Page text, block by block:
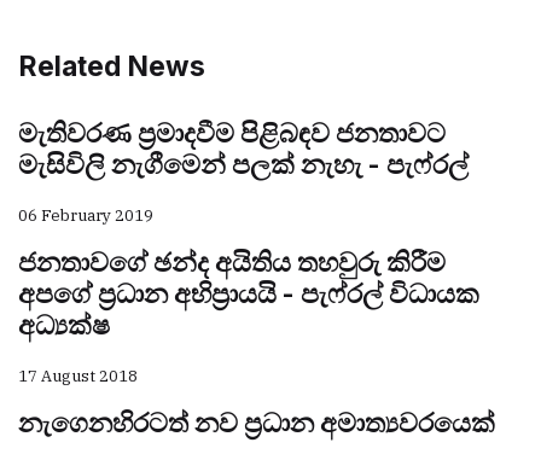
Related News
මැතිවරණ ප්‍රමාදවීම පිළිබඳව ජනතාවට
මැසිවිලි නැගීමෙන් පලක් නැහැ - පැෆ්රල්
06 February 2019
ජනතාවගේ ඡන්ද අයිතිය තහවුරු කිරීම
අපගේ ප්‍රධාන අභිප්‍රායයි - පැෆ්රල් විධායක
අධ්‍යක්ෂ
17 August 2018
නැගෙනහිරටත් නව ප්‍රධාන අමාත්‍යවරයෙක්